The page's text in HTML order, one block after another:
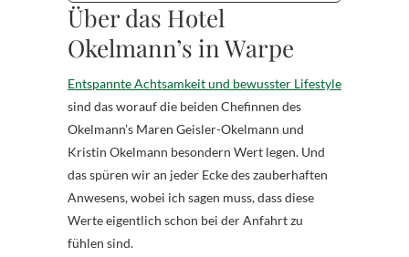
Über das Hotel
Okelmann’s in Warpe
Entspannte Achtsamkeit und bewusster Lifestyle
sind das worauf die beiden Chefinnen des
Okelmann’s Maren Geisler-Okelmann und
Kristin Okelmann besondern Wert legen. Und
das spüren wir an jeder Ecke des zauberhaften
Anwesens, wobei ich sagen muss, dass diese
Werte eigentlich schon bei der Anfahrt zu
fühlen sind.